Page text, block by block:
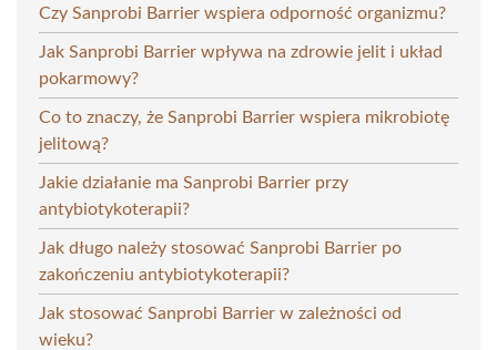
Czy Sanprobi Barrier wspiera odporność organizmu?
Jak Sanprobi Barrier wpływa na zdrowie jelit i układ
pokarmowy?
Co to znaczy, że Sanprobi Barrier wspiera mikrobiotę
jelitową?
Jakie działanie ma Sanprobi Barrier przy
antybiotykoterapii?
Jak długo należy stosować Sanprobi Barrier po
zakończeniu antybiotykoterapii?
Jak stosować Sanprobi Barrier w zależności od
wieku?